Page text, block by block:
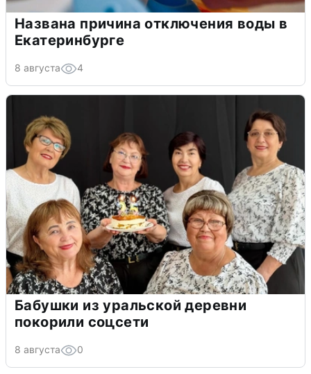
Названа причина отключения воды в
Екатеринбурге
8 августа 4
Бабушки из уральской деревни
покорили соцсети
8 августа 0